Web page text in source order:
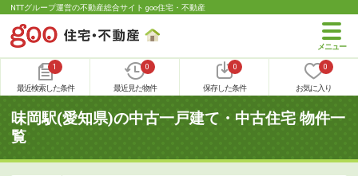
NTTグループ運営の不動産総合サイト goo住宅・不動産
1
最近検索した条件
0
最近見た物件
0
保存した条件
0
お気に入り
味岡駅(愛知県)の中古一戸建て・中古住宅 物件一
覧